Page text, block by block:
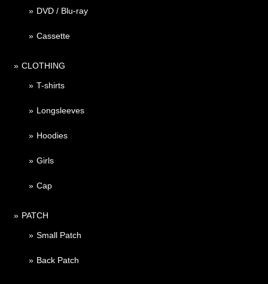
DVD / Blu-ray
Cassette
CLOTHING
T-shirts
Longsleeves
Hoodies
Girls
Cap
PATCH
Small Patch
Back Patch